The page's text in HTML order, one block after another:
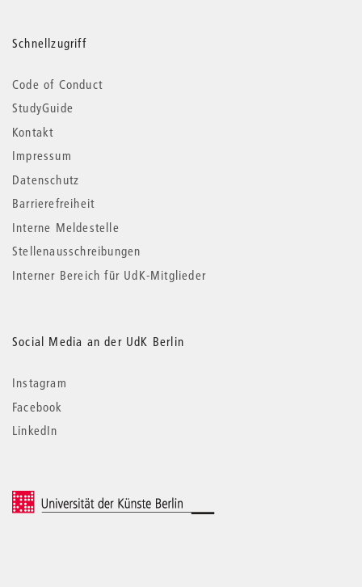
Schnellzugriff
Code of Conduct
StudyGuide
Kontakt
Impressum
Datenschutz
Barrierefreiheit
Interne Meldestelle
Stellenausschreibungen
Interner Bereich für UdK-Mitglieder
Social Media an der UdK Berlin
Instagram
Facebook
LinkedIn
© 2026 Universität der Künste Berlin